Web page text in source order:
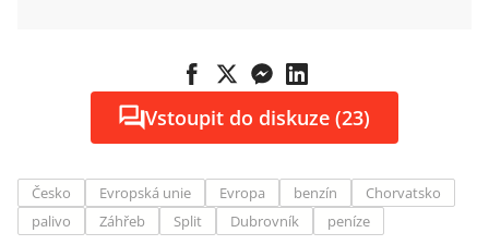
Vstoupit do diskuze (23)
Česko Evropská unie Evropa benzín
Chorvatsko
palivo
Záhřeb Split Dubrovník peníze